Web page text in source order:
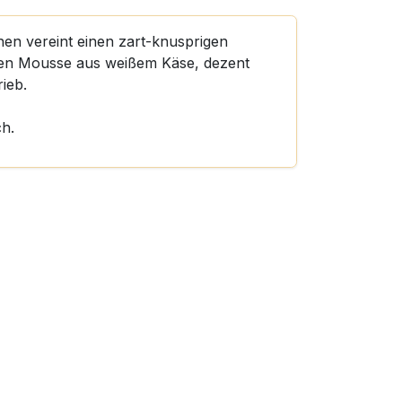
vereint einen zart-knusprigen
Mousse aus weißem Käse, dezent